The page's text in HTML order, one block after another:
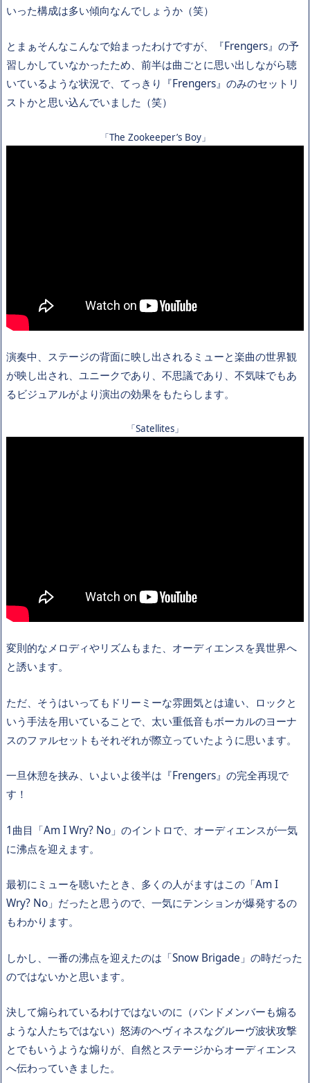
いった構成は多い傾向なんでしょうか（笑）
とまぁそんなこんなで始まったわけですが、『Frengers』の予
習しかしていなかったため、前半は曲ごとに思い出しながら聴
いているような状況で、てっきり『Frengers』のみのセットリ
ストかと思い込んでいました（笑）
「The Zookeeper’s Boy」
演奏中、ステージの背面に映し出されるミューと楽曲の世界観
が映し出され、ユニークであり、不思議であり、不気味でもあ
るビジュアルがより演出の効果をもたらします。
「Satellites」
変則的なメロディやリズムもまた、オーディエンスを異世界へ
と誘います。
ただ、そうはいってもドリーミーな雰囲気とは違い、ロックと
いう手法を用いていることで、太い重低音もボーカルのヨーナ
スのファルセットもそれぞれが際立っていたように思います。
一旦休憩を挟み、いよいよ後半は『Frengers』の完全再現で
す！
1曲目「Am I Wry? No」のイントロで、オーディエンスが一気
に沸点を迎えます。
最初にミューを聴いたとき、多くの人がますはこの「Am I
Wry? No」だったと思うので、一気にテンションが爆発するの
もわかります。
しかし、一番の沸点を迎えたのは「Snow Brigade」の時だった
のではないかと思います。
決して煽られているわけではないのに（バンドメンバーも煽る
ような人たちではない）怒涛のヘヴィネスなグルーヴ波状攻撃
とでもいうような煽りが、自然とステージからオーディエンス
へ伝わっていきました。